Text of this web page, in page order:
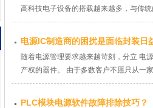
高科技电子设备的搭载越来越多，与传
电源IC制造商的困扰是面临封装日
随着电源管理要求越来越苛刻，分立
产权的器件。 由于多数客户不愿只从一
PLC模块电源软件故障排除技巧？